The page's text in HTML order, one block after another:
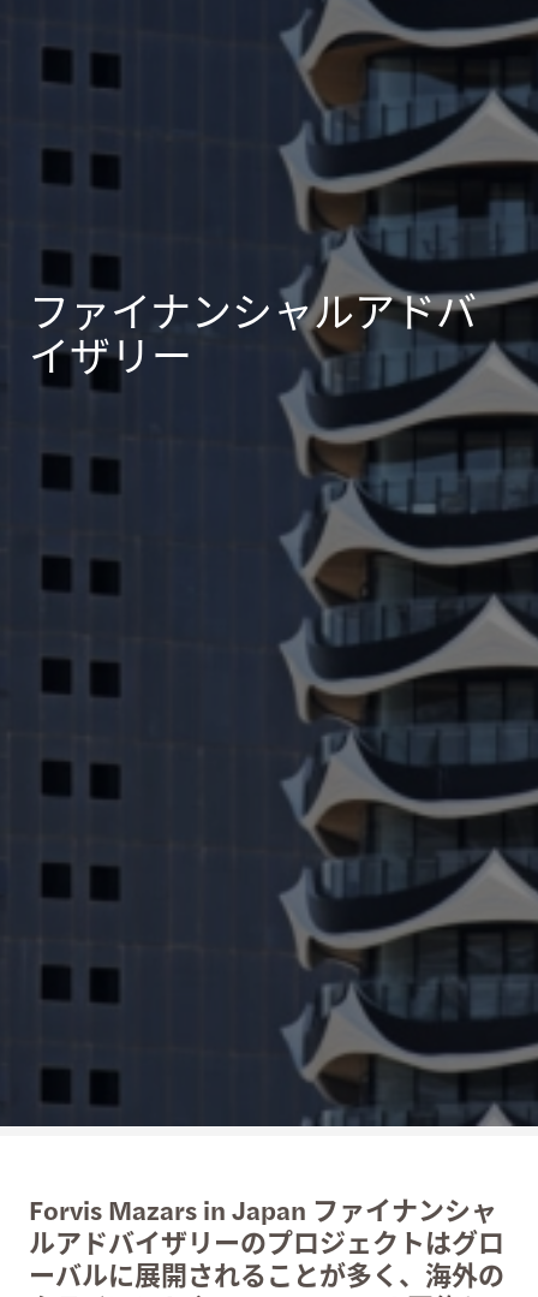
ファイナンシャルアドバ
イザリー
Forvis Mazars in Japan ファイナンシャ
ルアドバイザリーのプロジェクトはグロ
ーバルに展開されることが多く、海外の